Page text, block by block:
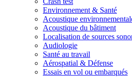
Environnement & Santé
Acoustique
Acoustique du bâtiment
Localisation de sources
Audiologie
Santé au travail
Aérospatial & Défense
Essais en vol ou embarqués